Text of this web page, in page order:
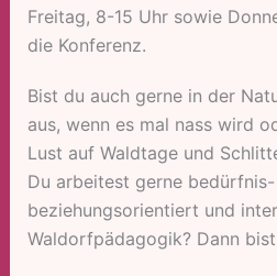
Freitag, 8-15 Uhr sowie
die Konferenz.
Bist du auch gerne in der
aus, wenn es mal nass wird
Lust auf Waldtage und
Du arbeitest gerne
beziehungsorientiert und
Waldorfpädagogik? Dann